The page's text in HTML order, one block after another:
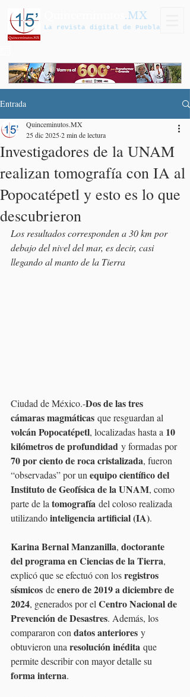
.MX
La revista digital de Puebla
Entrada
Investigadores de la UNAM
realizan tomografía con IA al
Popocatépetl y esto es lo que
descubrieron
Quinceminutos.MX
25 dic 20252 min de lectura
Los resultados corresponden a 30 km por
debajo del nivel del mar, es decir, casi
llegando al manto de la Tierra
Ciudad de México.-Dos de las tres
cámaras magmáticas que resguardan al
volcán Popocatépetl, localizadas hasta a 10
kilómetros de profundidad y formadas por
70 por ciento de roca cristalizada, fueron
“observadas” por un equipo científico del
Instituto de Geofísica de la UNAM, como
parte de la tomografía del coloso realizada
utilizando inteligencia artificial (IA).
Karina Bernal Manzanilla, doctorante
del programa en Ciencias de la Tierra,
explicó que se efectuó con los registros
sísmicos de enero de 2019 a diciembre de
2024, generados por el Centro Nacional de
Prevención de Desastres. Además, los
compararon con datos anteriores y
obtuvieron una resolución inédita que
permite describir con mayor detalle su
forma interna.